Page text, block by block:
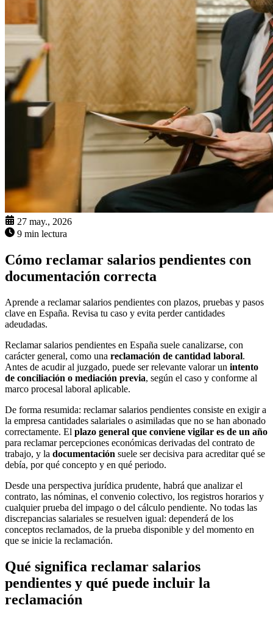
27 may., 2026
9 min lectura
Cómo reclamar salarios pendientes con
documentación correcta
Aprende a reclamar salarios pendientes con plazos, pruebas y pasos
clave en España. Revisa tu caso y evita perder cantidades
adeudadas.
Reclamar salarios pendientes en España suele canalizarse, con
carácter general, como una reclamación de cantidad laboral.
Antes de acudir al juzgado, puede ser relevante valorar un intento
de conciliación o mediación previa, según el caso y conforme al
marco procesal laboral aplicable.
De forma resumida: reclamar salarios pendientes consiste en exigir a
la empresa cantidades salariales o asimiladas que no se han abonado
correctamente. El plazo general que conviene vigilar es de un año
para reclamar percepciones económicas derivadas del contrato de
trabajo, y la documentación suele ser decisiva para acreditar qué se
debía, por qué concepto y en qué periodo.
Desde una perspectiva jurídica prudente, habrá que analizar el
contrato, las nóminas, el convenio colectivo, los registros horarios y
cualquier prueba del impago o del cálculo pendiente. No todas las
discrepancias salariales se resuelven igual: dependerá de los
conceptos reclamados, de la prueba disponible y del momento en
que se inicie la reclamación.
Qué significa reclamar salarios
pendientes y qué puede incluir la
reclamación